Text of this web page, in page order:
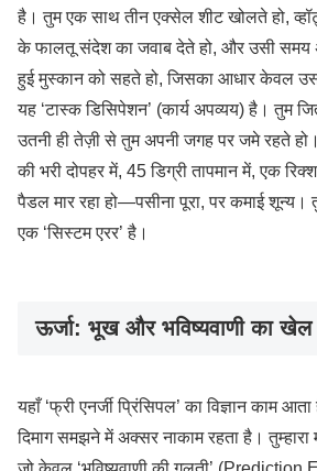
है। तुम एक साथ तीन एक्सेल शीट खोलते हो,
के फालतू संदेश का जवाब देते हो, और उसी समय
हुई मुस्कान को सहते हो, जिसका आधार केवल
यह ‘टास्क डिसिपेशन’ (कार्य अपव्यय) है। तुम
उतनी ही तेज़ी से तुम अपनी जगह पर जमे रहते
की भरी दोपहर में, 45 डिग्री तापमान में, एक
पैडल मार रहा हो—पसीना पूरा, पर कमाई शून्य।
एक ‘सिस्टम एरर’ है।
ऊर्जा: भूख और भविष्यवाणी का खेल
यहाँ ‘फ्री एनर्जी प्रिंसिपल’ का विज्ञान काम
दिमाग समझने में अक्सर नाकाम रहता है।